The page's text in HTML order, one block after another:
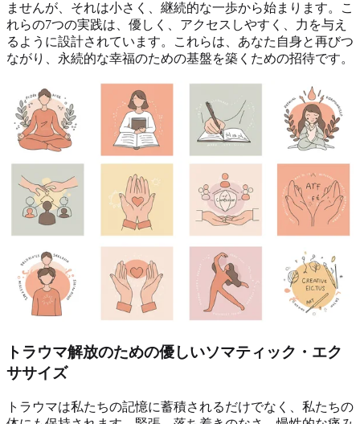
ませんが、それは小さく、継続的な一歩から始まります。こ
れらの7つの実践は、優しく、アクセスしやすく、力を与え
るように設計されています。これらは、あなた自身と再びつ
ながり、永続的な幸福のための基盤を築くための招待です。
トラウマ解放のための優しいソマティック・エク
ササイズ
トラウマは私たちの記憶に蓄積されるだけでなく、私たちの